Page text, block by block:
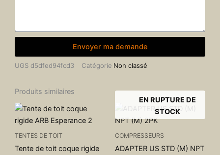
Envoyer ma demande
UGS d5dfed94fcd3 Catégorie Non classé
Produits similaires
TENTES DE TOIT
Tente de toit coque rigide
EN RUPTURE DE
STOCK
COMPRESSEURS
ADAPTER US STD (M) NPT